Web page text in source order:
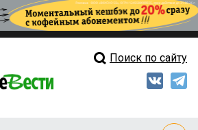
Свежий выпускПоиск по сайту